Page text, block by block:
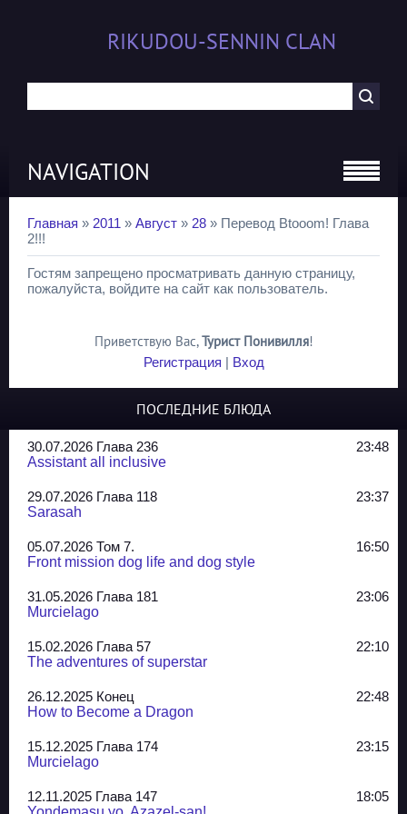
RIKUDOU-SENNIN CLAN
NAVIGATION
Главная » 2011 » Август » 28 » Перевод Btooom! Глава
2!!!
Гостям запрещено просматривать данную страницу,
пожалуйста, войдите на сайт как пользователь.
Приветствую Вас,Турист Понивилля!
Регистрация | Вход
ПОСЛЕДНИЕ БЛЮДА
30.07.2026 Глава 236
23:48
Assistant all inclusive
29.07.2026 Глава 118
23:37
Sarasah
05.07.2026 Том 7.
16:50
Front mission dog life and dog style
31.05.2026 Глава 181
23:06
Murcielago
15.02.2026 Глава 57
22:10
The adventures of superstar
26.12.2025 Конец
22:48
How to Become a Dragon
15.12.2025 Глава 174
23:15
Murcielago
12.11.2025 Глава 147
18:05